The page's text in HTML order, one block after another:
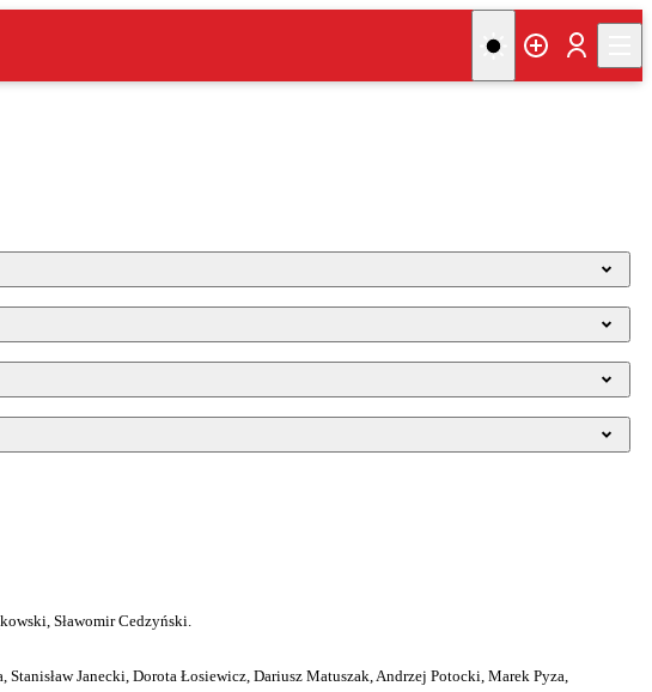
Sławomir Cedzyński.
Janecki, Dorota Łosiewicz, Dariusz Matuszak, Andrzej Potocki, Marek Pyza,